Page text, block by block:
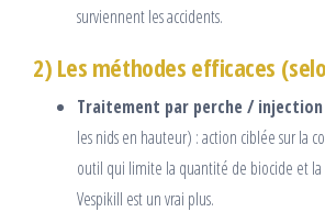
surviennent les accidents.
2) Les méthodes efficaces
Traitement par perche / injection
les nids en hauteur) : action ciblée sur la
outil qui limite la quantité de biocide et
Vespikill est un vrai plus.